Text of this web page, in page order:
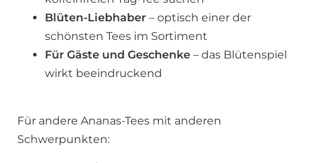
Blüten-Liebhaber – optisch einer der
schönsten Tees im Sortiment
Für Gäste und Geschenke – das Blütenspiel
wirkt beeindruckend
Für andere Ananas-Tees mit anderen
Schwerpunkten: